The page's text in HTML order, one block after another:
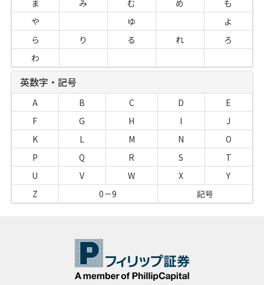
ま
み む め
も
や
ゆ
よ
ら
り る れ
ろ
わ
英数字・記号
A B C D
E
F
G H I
J
K
L M N
O
P
Q R S
T
U
V W X
Y
Z
0－9 記号